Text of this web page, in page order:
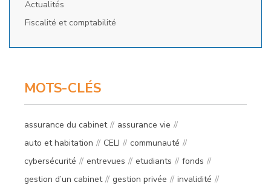
Actualités
Fiscalité et comptabilité
MOTS-CLÉS
assurance du cabinet
assurance vie
auto et habitation
CELI
communauté
cybersécurité
entrevues etudiants
fonds
gestion d’un cabinet
gestion privée
invalidité